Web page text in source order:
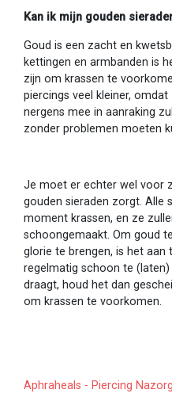
Kan ik mijn gouden
Goud is een zacht en
kettingen en armbanden is
zijn om krassen te
piercings veel kleiner,
nergens mee in aanraking
zonder problemen moeten
Je moet er echter wel voor
gouden sieraden zorgt. Alle
moment krassen, en ze
schoongemaakt. Om goud
glorie te brengen, is het aan
regelmatig schoon te
draagt, houd het dan
om krassen te voorkomen.
Aphraheals - Piercing Nazorg